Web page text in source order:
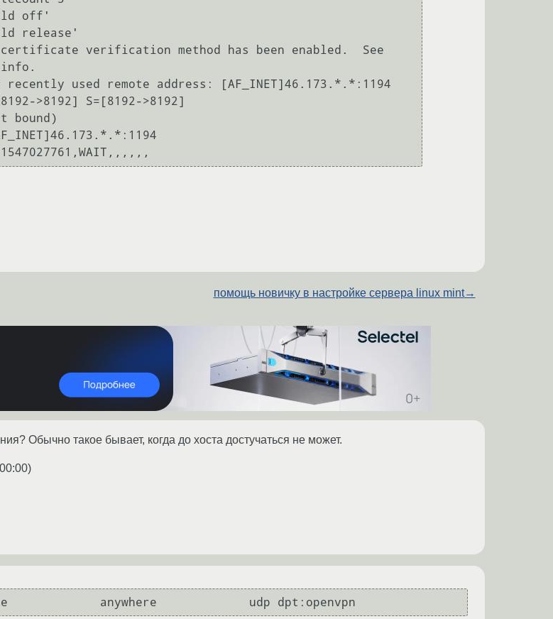
off'
release'
certificate verification method has been enabled.  See
info.
recently used remote address: [AF_INET]46.173.*.*:1194
>8192] S=[8192->8192]
bound)
помощь новичку в настройке сервера linux mint→
Обычно такое бывает, когда до хоста достучаться не может.
)
anywhere             udp dpt:openvpn